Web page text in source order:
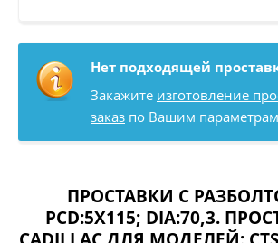
Нет подходящей
Закажите изготовление
заказ по Вашим
ПРОСТАВКИ С
PCD:5X115; DIA:70,3.